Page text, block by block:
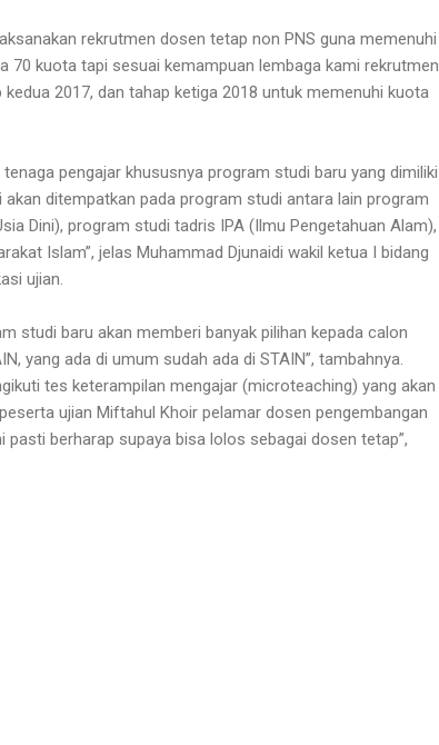
rekrutmen dosen tetap non PNS guna memenuhi
70 kuota tapi sesuai kemampuan lembaga kami rekrutmen
2017, dan tahap ketiga 2018 untuk memenuhi kuota
pengajar khususnya program studi baru yang dimiliki
ditempatkan pada program studi antara lain program
Dini), program studi tadris IPA (Ilmu Pengetahuan Alam),
Islam”, jelas Muhammad Djunaidi wakil ketua I bidang
ujian.
studi baru akan memberi banyak pilihan kepada calon
yang ada di umum sudah ada di STAIN”, tambahnya.
tes keterampilan mengajar (microteaching) yang akan
ujian Miftahul Khoir pelamar dosen pengembangan
berharap supaya bisa lolos sebagai dosen tetap”,